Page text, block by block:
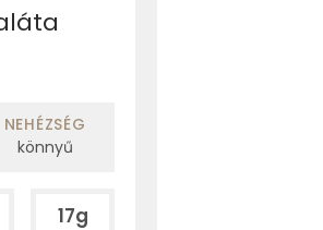
NEHÉZSÉG
könnyű
17g